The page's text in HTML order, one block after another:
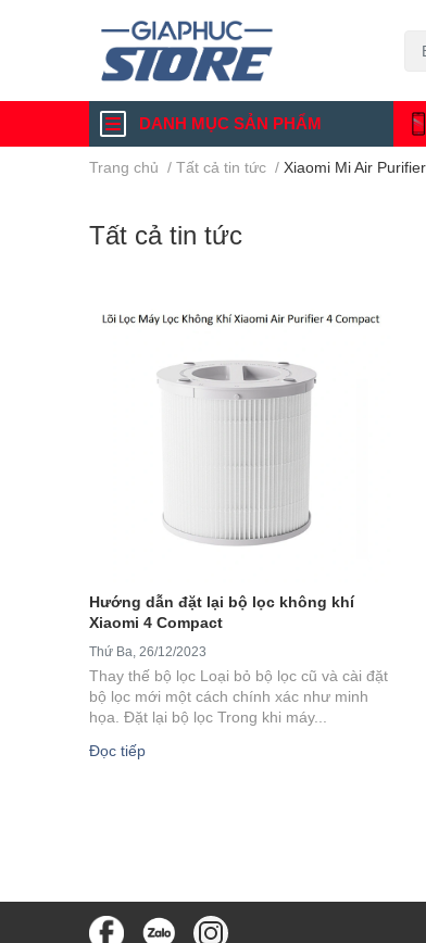
DANH MỤC SẢN PHẨM
Trang chủ / Tất cả tin tức / Xiaomi Mi Air
Tất cả tin tức
Hướng dẫn đặt lại bộ lọc không khí
Xiaomi 4 Compact
Thứ Ba, 26/12/2023
Thay thế bộ lọc Loại bỏ bộ lọc cũ và cài đặt
bộ lọc mới một cách chính xác như minh
họa. Đặt lại bộ lọc Trong khi máy...
Đọc tiếp